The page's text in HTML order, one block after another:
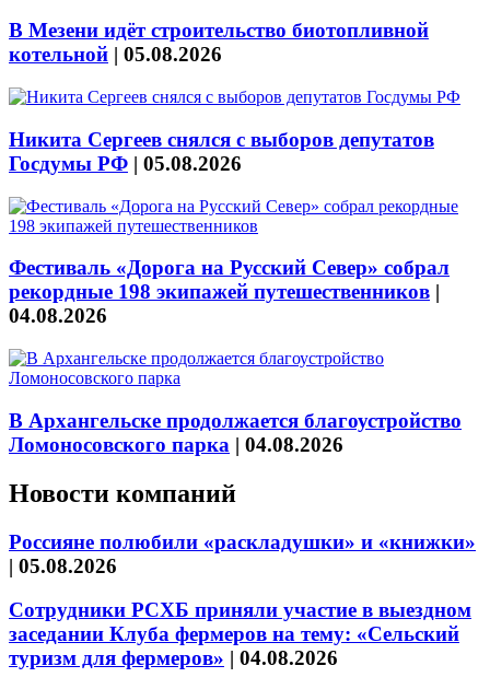
В Мезени идёт строительство биотопливной
котельной | 05.08.2026
Никита Сергеев снялся с выборов депутатов
Госдумы РФ | 05.08.2026
Фестиваль «Дорога на Русский Север» собрал
рекордные 198 экипажей путешественников |
04.08.2026
В Архангельске продолжается благоустройство
Ломоносовского парка | 04.08.2026
Новости компаний
Россияне полюбили «раскладушки» и «книжки»
| 05.08.2026
Сотрудники РСХБ приняли участие в выездном
заседании Клуба фермеров на тему: «Сельский
туризм для фермеров» | 04.08.2026